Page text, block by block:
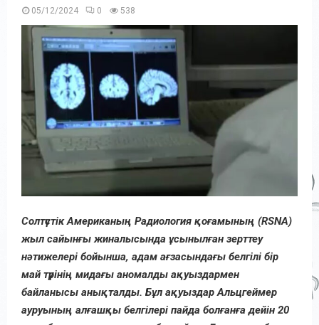
05/12/2024 0 538
Солтүстік Американың Радиология қоғамының (RSNA)
жыл сайынғы жиналысында ұсынылған зерттеу
нәтижелері бойынша, адам ағзасындағы белгілі бір
май түрінің мидағы аномалды ақуыздармен
байланысы анықталды. Бұл ақуыздар Альцгеймер
ауруының алғашқы белгілері пайда болғанға дейін 20